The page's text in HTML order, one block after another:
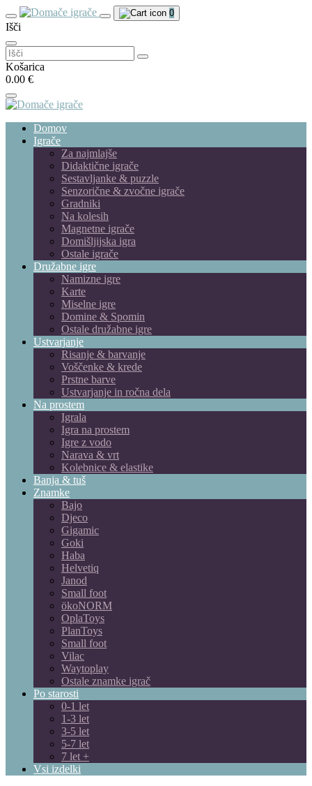
0
Išči
Išči:
Košarica
0.00 €
Domov
Igrače
Za najmlajše
Didaktične igrače
Sestavljanke & puzzle
Senzorične & zvočne igrače
Gradniki
Na kolesih
Magnetne igrače
Domišljijska igra
Ostale igrače
Družabne igre
Namizne igre
Karte
Miselne igre
Domine & Spomin
Ostale družabne igre
Ustvarjanje
Risanje & barvanje
Voščenke & krede
Prstne barve
Ustvarjanje in ročna dela
Na prostem
Igrala
Igra na prostem
Igre z vodo
Narava & vrt
Kolebnice & elastike
Banja & tuš
Znamke
Bajo
Djeco
Gigamic
Goki
Haba
Helvetiq
Janod
Small foot
ökoNORM
OplaToys
PlanToys
Small foot
Vilac
Waytoplay
Ostale znamke igrač
Po starosti
0-1 let
1-3 let
3-5 let
5-7 let
7 let +
Vsi izdelki